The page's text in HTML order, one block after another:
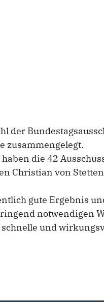
der
zusammengelegt.
die 42
Christian von
gute Ergebnis
notwendigen
und